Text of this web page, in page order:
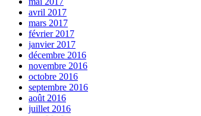
avril 2017
mars 2017
février 2017
janvier 2017
décembre 2016
novembre 2016
octobre 2016
septembre 2016
août 2016
juillet 2016